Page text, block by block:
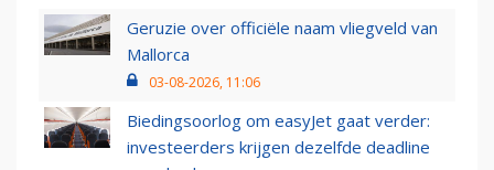
Geruzie over officiële naam vliegveld van
Mallorca
03-08-2026, 11:06
Biedingsoorlog om easyJet gaat verder:
investeerders krijgen dezelfde deadline